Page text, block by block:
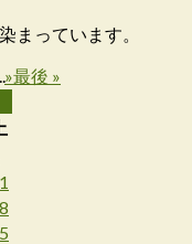
まっています。
»最後 »